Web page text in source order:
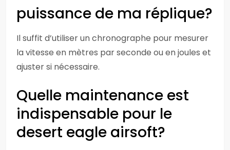
puissance de ma réplique?
Il suffit d’utiliser un chronographe pour mesurer
la vitesse en mètres par seconde ou en joules et
ajuster si nécessaire.
Quelle maintenance est
indispensable pour le
desert eagle airsoft?